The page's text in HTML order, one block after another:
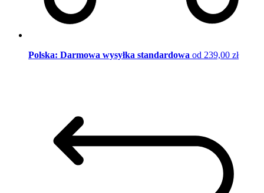
Polska: Darmowa wysyłka standardowa od 239,00 zł